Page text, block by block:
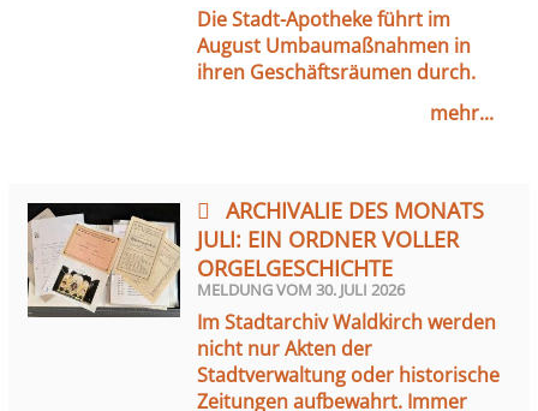
Die Stadt-Apotheke führt im
August Umbaumaßnahmen in
ihren Geschäftsräumen durch.
mehr...
ARCHIVALIE DES MONATS
JULI: EIN ORDNER VOLLER
ORGELGESCHICHTE
MELDUNG VOM 30. JULI 2026
Im Stadtarchiv Waldkirch werden
nicht nur Akten der
Stadtverwaltung oder historische
Zeitungen aufbewahrt. Immer